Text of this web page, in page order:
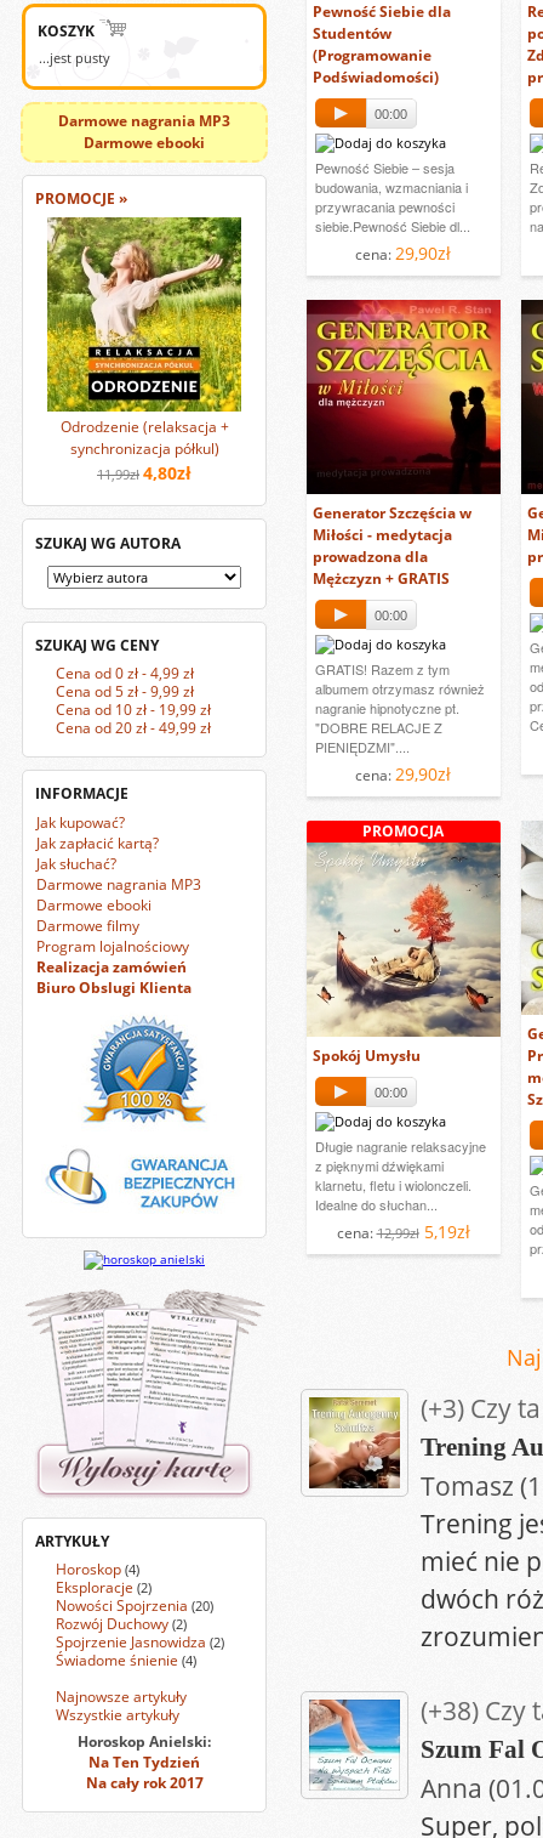
KOSZYK
...jest pusty
Darmowe nagrania MP3
Darmowe ebooki
PROMOCJE »
Odrodzenie (relaksacja +
synchronizacja półkul)
11,99zł 4,80zł
SZUKAJ WG AUTORA
SZUKAJ WG CENY
Cena od 0 zł - 4,99 zł
Cena od 5 zł - 9,99 zł
Cena od 10 zł - 19,99 zł
Cena od 20 zł - 49,99 zł
INFORMACJE
Jak kupować?
Jak zapłacić kartą?
Jak słuchać?
Darmowe nagrania MP3
Darmowe ebooki
Darmowe filmy
Program lojalnościowy
Realizacja zamówień
Biuro Obslugi Klienta
ARTYKUŁY
Horoskop (4)
Eksploracje (2)
Nowości Spojrzenia (20)
Rozwój Duchowy (2)
Spojrzenie Jasnowidza (2)
Świadome śnienie (4)
Najnowsze artykuły
Wszystkie artykuły
Horoskop Anielski:
Na Ten Tydzień
Na cały rok 2017
Pewność Siebie dla
Studentów
(Programowanie
Podświadomości)
00:00
Pewność Siebie – sesja
budowania, wzmacniania i
przywracania pewności
siebie.Pewność Siebie dl...
cena:29,90zł
Generator Szczęścia w
Miłości - medytacja
prowadzona dla
Mężczyzn + GRATIS
00:00
GRATIS! Razem z tym
albumem otrzymasz również
nagranie hipnotyczne pt.
"DOBRE RELACJE Z
PIENIĘDZMI"....
cena:29,90zł
PROMOCJA
Spokój Umysłu
00:00
Długie nagranie relaksacyjne
z pięknymi dźwiękami
klarnetu, fletu i wiolonczeli.
Idealne do słuchan...
cena: 12,99zł5,19zł
(+3) Czy
Trening
Tomasz
Trening
mieć nie
dwóch
(+38) Czy
Szum Fal
Anna
Super,